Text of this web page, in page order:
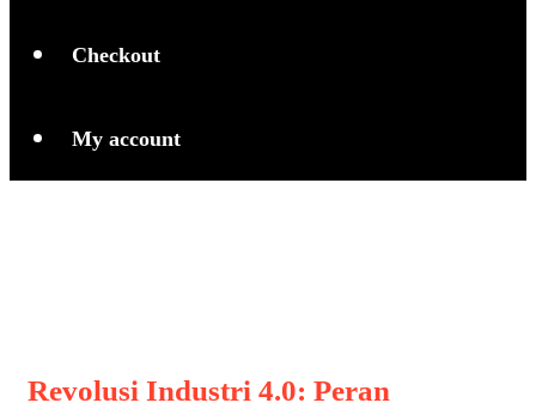
Checkout
My account
Revolusi Industri 4.0: Peran